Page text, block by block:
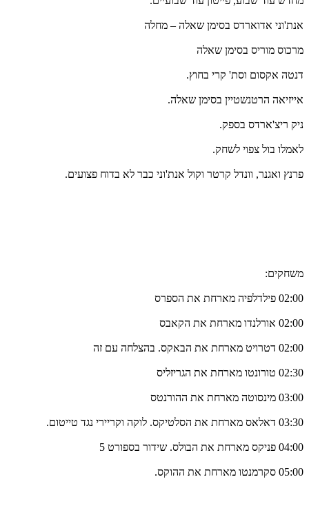
אנת'וני אדוארדס בסימן שאלה – מחלה
מרכוס מוריס בסימן שאלה
דנטה אקסום וסת' קרי בחוץ.
אייזיאה הרטנשטיין בסימן שאלה.
ניק ריצ'ארדס בספק.
לאמלו בול צפוי לשחק.
פרנץ ואגנר, וונדל קרטר וקול אנת'וני כבר לא בדוח פצועים.
משחקים:
02:00 פילדלפיה מארחת את הספרס
02:00 אורלנדו מארחת את הקאבס
02:00 דטרויט מארחת את הבאקס. בהצלחה עם זה
02:30 טורונטו מארחת את הגריזליס
03:00 מינסוטה מארחת את ההורנטס
03:30 דאלאס מארחת את הסלטיקס. לוקה וקריירי נגד טייטום.
04:00 פניקס מארחת את הבולס. שידור בספורט 5
05:00 סקרמנטו מארחת את ההוקס.